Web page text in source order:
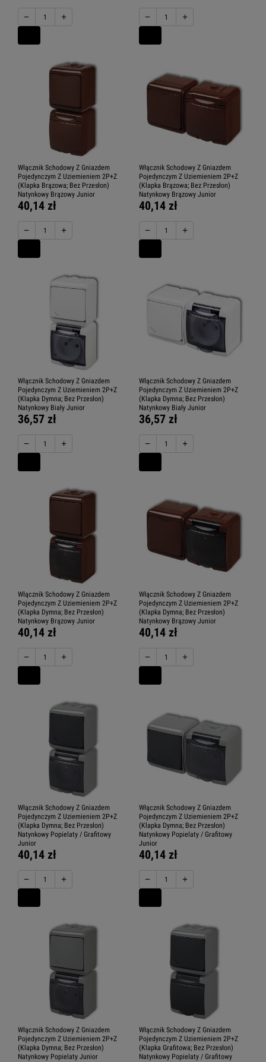
− + − +
Włącznik Schodowy Z Gniazdem
Pojedynczym Z Uziemieniem 2P+Z
(Klapka Brązowa; Bez Przesłon)
Natynkowy Brązowy Junior
40,14 zł
− +
Włącznik Schodowy Z Gniazdem
Pojedynczym Z Uziemieniem 2P+Z
(Klapka Brązowa; Bez Przesłon)
Natynkowy Brązowy Junior
40,14 zł
− +
Włącznik Schodowy Z Gniazdem
Pojedynczym Z Uziemieniem 2P+Z
(Klapka Dymna; Bez Przesłon)
Natynkowy Biały Junior
36,57 zł
− +
Włącznik Schodowy Z Gniazdem
Pojedynczym Z Uziemieniem 2P+Z
(Klapka Dymna; Bez Przesłon)
Natynkowy Biały Junior
36,57 zł
− +
Włącznik Schodowy Z Gniazdem
Pojedynczym Z Uziemieniem 2P+Z
(Klapka Dymna; Bez Przesłon)
Natynkowy Brązowy Junior
40,14 zł
− +
Włącznik Schodowy Z Gniazdem
Pojedynczym Z Uziemieniem 2P+Z
(Klapka Dymna; Bez Przesłon)
Natynkowy Brązowy Junior
40,14 zł
− +
Włącznik Schodowy Z Gniazdem
Pojedynczym Z Uziemieniem 2P+Z
(Klapka Dymna; Bez Przesłon)
Natynkowy Popielaty / Grafitowy
Junior
40,14 zł
− +
Włącznik Schodowy Z Gniazdem
Pojedynczym Z Uziemieniem 2P+Z
(Klapka Dymna; Bez Przesłon)
Natynkowy Popielaty / Grafitowy
Junior
40,14 zł
− +
Włącznik Schodowy Z Gniazdem
Pojedynczym Z Uziemieniem 2P+Z
(Klapka Dymna; Bez Przesłon)
Natynkowy Popielaty Junior
Włącznik Schodowy Z Gniazdem
Pojedynczym Z Uziemieniem 2P+Z
(Klapka Grafitowa; Bez Przesłon)
Natynkowy Popielaty / Grafitowy